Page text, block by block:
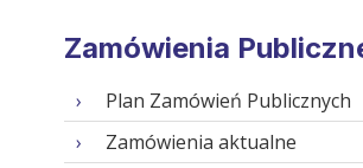
Zamówienia
Plan Zamówień Publicznych
Zamówienia aktualne